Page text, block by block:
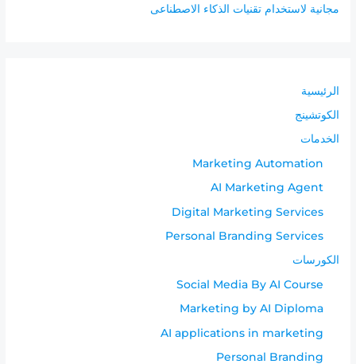
مجانية لاستخدام تقنيات الذكاء الاصطناعى
الرئيسية
الكوتشينج
الخدمات
Marketing Automation
AI Marketing Agent
Digital Marketing Services
Personal Branding Services
الكورسات
Social Media By AI Course
Marketing by AI Diploma
AI applications in marketing
Personal Branding